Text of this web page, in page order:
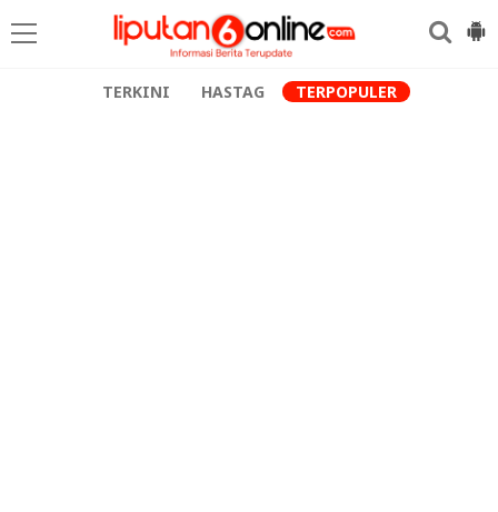
TERKINI HASTAG TERPOPULER